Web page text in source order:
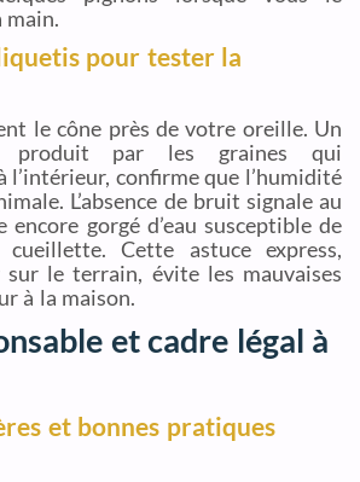
main.
pour tester la
le cône près de votre oreille. Un
produit par les graines qui
l’intérieur, confirme que l’humidité
L’absence de bruit signale au
gorgé d’eau susceptible de
Cette astuce express,
le terrain, évite les mauvaises
à la maison.
et cadre légal à
et bonnes pratiques